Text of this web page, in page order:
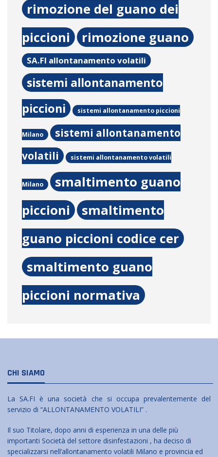
rimozione del guano dei
piccioni
rimozione guano
SA.FI allontanamento volatili
sistemi allontanamento
piccioni
sistemi allontanamento piccioni
Milano
sistemi allontanamento
volatili
sistemi allontanamento volatili
Milano
smaltimento guano
piccioni
smaltimento
guano piccioni codice cer
smaltimento guano
piccioni normativa
CHI SIAMO
La SA.FI è una società che si occupa prevalentemente del
servizio di “ALLONTANAMENTO VOLATILI” .
Il suo Titolare, dopo anni di esperienza in una delle più
importanti Società del settore disinfestazioni , ha deciso di
specializzarsi nell’allontanamento volatili Milano e provincia ed